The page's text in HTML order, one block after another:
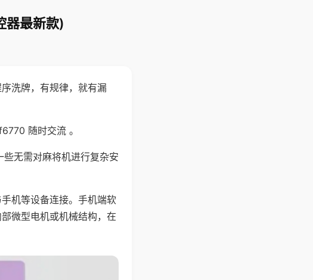
器最新款)
洗牌，有规律，就有漏
随时交流 。
无需对麻将机进行复杂安
机等设备连接。手机端软
微型电机或机械结构，在